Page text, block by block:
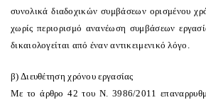
συνολικά διαδοχικών συμβάσεων ορισμένου
χωρίς περιορισμό ανανέωση συμβάσεων
δικαιολογείται από έναν αντικειμενικό λόγο.
β) Διευθέτηση χρόνου εργασίας
Mε το άρθρο 42 του N. 3986/2011